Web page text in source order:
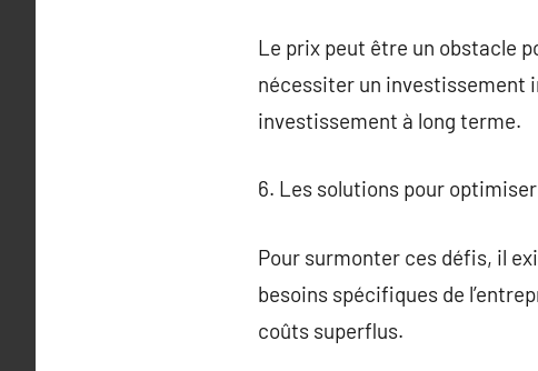
Le prix peut être un obstacle
nécessiter un investissement
investissement à long terme.
6. Les solutions pour
Pour surmonter ces défis, il
besoins spécifiques de
coûts superflus.